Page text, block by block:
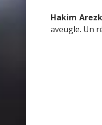
Hakim
aveugle. Un